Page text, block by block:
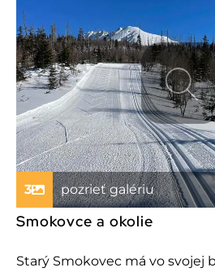
3 pozrieť galériu
Smokovce a okolie
Starý Smokovec má vo svojej